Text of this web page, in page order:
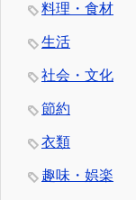
料理・食材
生活
社会・文化
節約
衣類
趣味・娯楽